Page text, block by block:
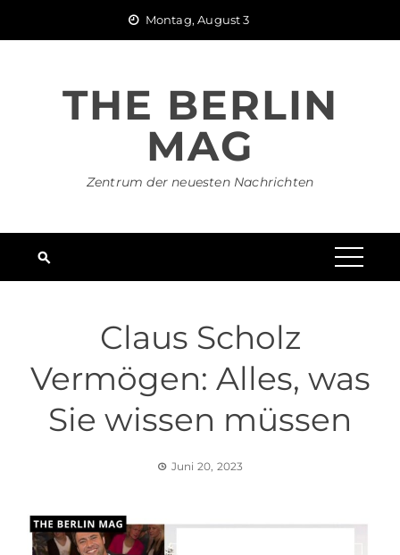
Montag, August 3
THE BERLIN
MAG
Zentrum der neuesten Nachrichten
Claus Scholz
Vermögen: Alles, was
Sie wissen müssen
Juni 20, 2023